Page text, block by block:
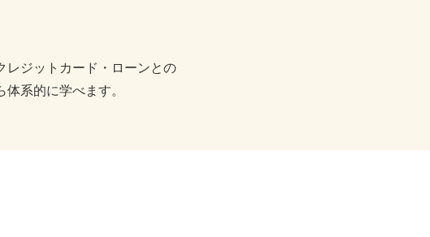
レジットカード・ローンとの
系的に学べます。